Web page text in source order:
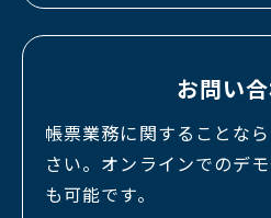
お問い
帳票業務に関することな
さい。オンラインでのデ
も可能です。